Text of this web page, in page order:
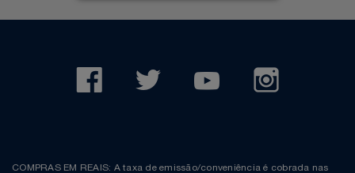
COMPRAS EM REAIS: A taxa de emissão/conveniência é cobrada nas